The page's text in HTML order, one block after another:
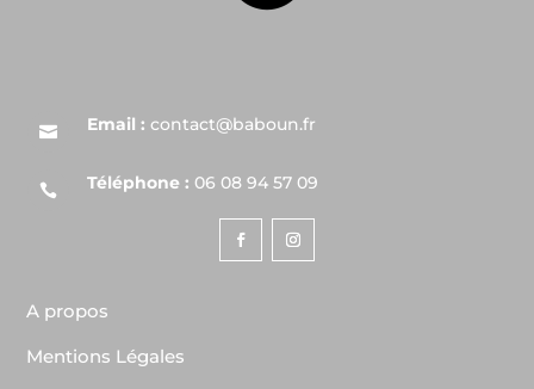
 Email : contact@baboun.fr
 Téléphone : 06 08 94 57 09
A propos
Mentions Légales